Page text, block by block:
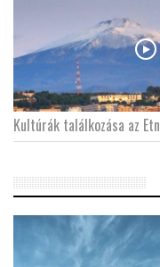
Kultúrák találkozása az